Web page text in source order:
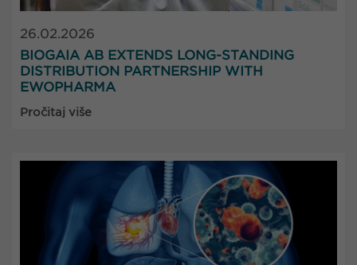
26.02.2026
BIOGAIA AB EXTENDS LONG-STANDING
DISTRIBUTION PARTNERSHIP WITH
EWOPHARMA
Pročitaj više